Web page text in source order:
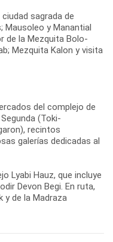
sagrada de
Mausoleo y Manantial
de la Mezquita Bolo-
Mezquita Kalon y visita
del complejo de
(Toki-
recintos
galerías dedicadas al
Lyabi Hauz, que incluye
Devon Begi. En ruta,
y de la Madraza